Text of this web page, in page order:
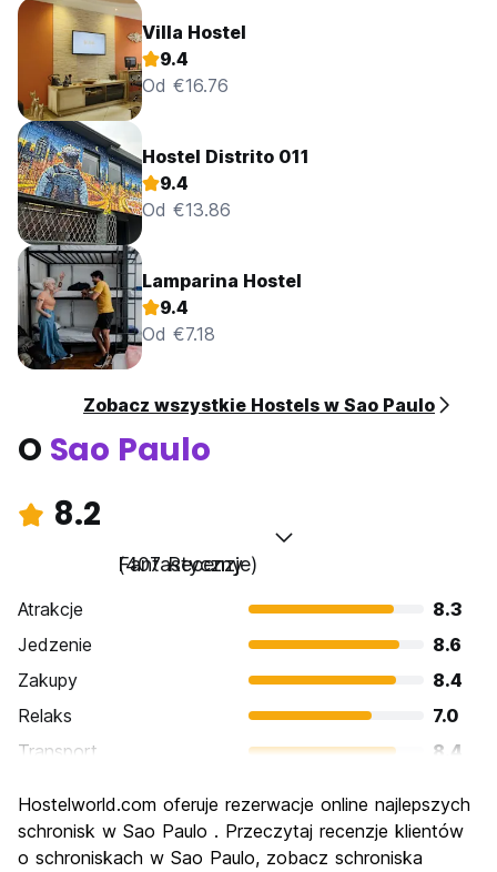
Villa Hostel
9.4
Od €16.76
Hostel Distrito 011
9.4
Od €13.86
Lamparina Hostel
9.4
Od €7.18
Zobacz wszystkie Hostels w Sao Paulo
O Sao Paulo
8.2
Fantastyczny
(407 Recenzje)
Atrakcje
8.3
Jedzenie
8.6
Zakupy
8.4
Relaks
7.0
Transport
8.4
Kultura
8.8
Imprezy
Hostelworld.com oferuje rezerwacje online najlepszych
schronisk w Sao Paulo . Przeczytaj recenzje klientów
o schroniskach w Sao Paulo, zobacz schroniska